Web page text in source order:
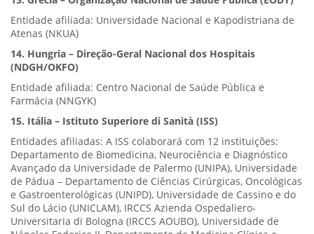
Entidade afiliada: Universidade Nacional e Kapodistriana de
Atenas (NKUA)
14. Hungria – Direção-Geral Nacional dos Hospitais
(NDGH/OKFO)
Entidade afiliada: Centro Nacional de Saúde Pública e
Farmácia (NNGYK)
15. Itália – Istituto Superiore di Sanità (ISS)
Entidades afiliadas: A ISS colaborará com 12 instituições:
Departamento de Biomedicina, Neurociência e Diagnóstico
Avançado da Universidade de Palermo (UNIPA), Universidade
de Pádua – Departamento de Ciências Cirúrgicas, Oncológicas
e Gastroenterológicas (UNIPD), Universidade de Cassino e do
Sul do Lácio (UNICLAM), IRCCS Azienda Ospedaliero-
Universitaria di Bologna (IRCCS AOUBO), Universidade de